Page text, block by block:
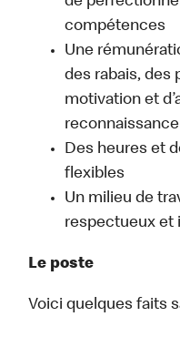
compétences
Une
des rabais, des
motivation et
Des heures et
flexibles
Un milieu de
respectueux et
Le poste
Voici quelques faits